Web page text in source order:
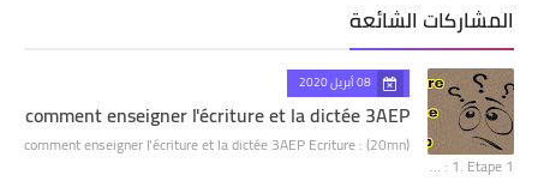
المشاركات الشائعة
08 أبريل 2020
comment enseigner l'écriture et la dictée 3AEP
comment enseigner l'écriture et la dictée 3AEP Ecriture : (20mn)
1. Etape 1 : …